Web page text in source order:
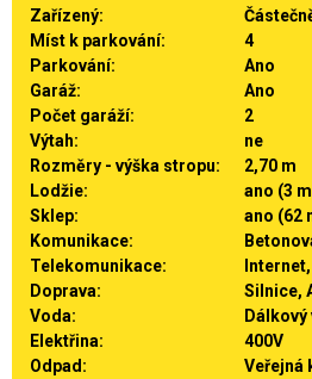
Zařízený:
Míst k parkování:
4
Parkování:
Ano
Garáž:
Ano
Počet garáží:
2
Výtah:
ne
Rozměry - výška stropu:
2,70 m
Lodžie:
ano (3
Sklep:
ano (62
Komunikace:
Telekomunikace:
Doprava:
Silnice,
Voda:
Elektřina:
400V
Odpad:
Veřejná